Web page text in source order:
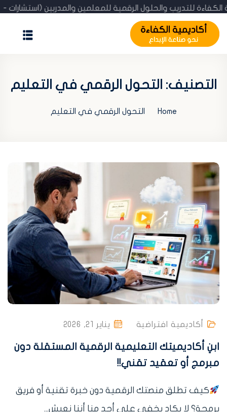
الكفاءة للتدريب والحلول الرقمية للمعلمين والمدربين
المدونة
تحقّق من الشهادة
تسجيل / اشتراك
التصنيف: التحول الرقمي في التعليم
Home التحول الرقمي في التعليم
أكاديمية افتراضية يناير 21, 2026
ابنِ أكاديميتك التعليمية الرقمية المستقلة دون
مبرمج أو تعقيد تقني!!
كيف تطلق منصتك الرقمية دون خبرة تقنية أو فريق
برمجة؟ لا يكاد يخفى على أحدٍ منا أننا نعيش...